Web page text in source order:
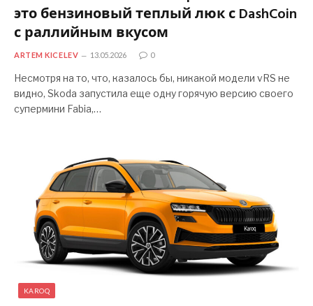
это бензиновый теплый люк с DashCoin
с раллийным вкусом
ARTEM KICELEV 13.05.2026 0
Несмотря на то, что, казалось бы, никакой модели vRS не
видно, Skoda запустила еще одну горячую версию своего
супермини Fabia,…
KAROQ